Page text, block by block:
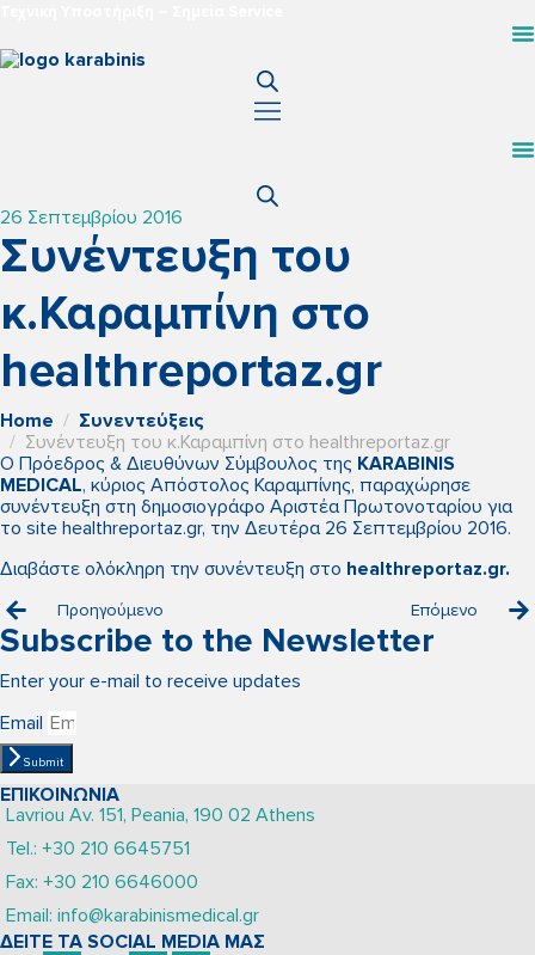
26 Σεπτεμβρίου 2016
Συνέντευξη του
κ.Καραμπίνη στο
healthreportaz.gr
Home
Συνεντεύξεις
Συνέντευξη του κ.Καραμπίνη στο healthreportaz.gr
Ο Πρόεδρος & Διευθύνων Σύμβουλος της KARABINIS
MEDICAL, κύριος Απόστολος Καραμπίνης, παραχώρησε
συνέντευξη στη δημοσιογράφο Αριστέα Πρωτονοταρίου για
το site healthreportaz.gr, την Δευτέρα 26 Σεπτεμβρίου 2016.
Διαβάστε ολόκληρη την συνέντευξη στο healthreportaz.gr.
Προηγούμενο Επόμενο
Subscribe to the Newsletter
Enter your e-mail to receive updates
Email
Submit
ΕΠΙΚΟΙΝΩΝΙΑ
Lavriou Av. 151, Peania, 190 02 Athens
Tel.: +30 210 6645751
Fax: +30 210 6646000
Email: info@karabinismedical.gr
ΔEITE TA SOCIAL MEDIA ΜΑΣ